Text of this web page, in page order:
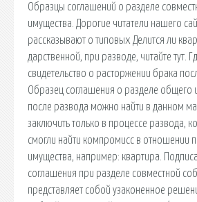
Образцы соглашений о разделе
имущества. Дорогие читатели нашего
рассказывают о типовых Делится ли
дарственной, при разводе, читайте тут.
свидетельство о расторжении брака
Образец соглашения о разделе общего
после развода можно найти в данном
заключить только в процессе развода,
смогли найти компромисс в отношении
имущества, например: квартира.
соглашения при разделе совместной
представляет собой узаконенное